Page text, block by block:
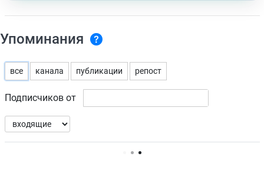
Упоминания
все канала публикации репост
Подписчиков от
Нет доступных упоминаний.